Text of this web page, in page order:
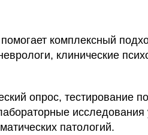
комплексный
клинические
опрос, тестирование
исследования
патологий.